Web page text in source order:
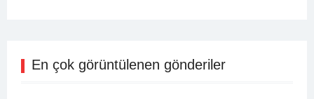
En çok görüntülenen gönderiler